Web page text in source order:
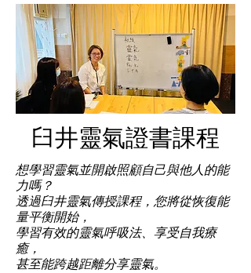
臼井靈氣證書課程
想學習靈氣並開啟照顧自己與他人的能
力嗎？
透過臼井靈氣傳授課程，您將從恢復能
量平衡開始，
學習有效的靈氣呼吸法、享受自我療
癒，
甚至能跨越距離分享靈氣。